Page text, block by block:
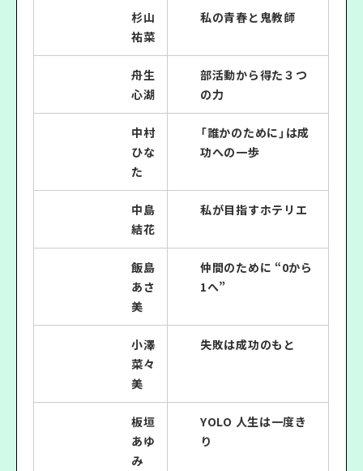
杉山
祐菜
私の青春と鬼教師
舟生
心湖
部活動から得た３つ
の力
中村
ひな
た
「誰かのために」は成
功への一歩
中島
結花
私が目指すホテリエ
飯島
あさ
美
仲間のために “0から
1へ”
小澤
菜々
美
失敗は成功のもと
板垣
あゆ
み
YOLO 人生は一度き
り